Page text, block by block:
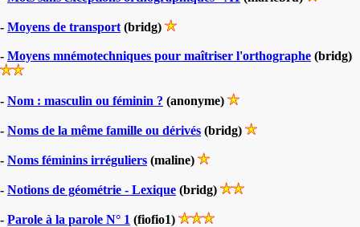
- Moyens de transport (bridg)
- Moyens mnémotechniques pour maîtriser l'orthographe (bridg)
- Nom : masculin ou féminin ? (anonyme)
- Noms de la même famille ou dérivés (bridg)
- Noms féminins irréguliers (maline)
- Notions de géométrie - Lexique (bridg)
- Parole à la parole N° 1 (fiofio1)